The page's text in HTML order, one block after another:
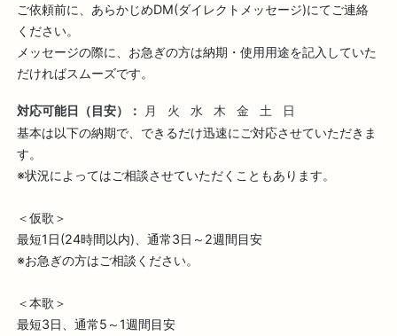
ご依頼前に、あらかじめDM(ダイレクトメッセージ)にてご連絡
ください。
メッセージの際に、お急ぎの方は納期・使用用途を記入していた
だければスムーズです。
対応可能日（目安）： 月 火 水 木 金 土
日
基本は以下の納期で、できるだけ迅速にご対応させていただきま
す。
※状況によってはご相談させていただくこともあります。
＜仮歌＞
最短1日(24時間以内)、通常3日～2週間目安
※お急ぎの方はご相談ください。
＜本歌＞
最短3日、通常5～1週間目安